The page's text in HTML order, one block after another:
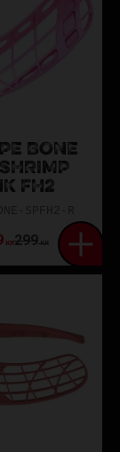
BONE
FH2
KR299KR